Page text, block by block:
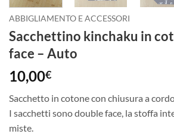
ABBIGLIAMENTO E ACCESSORI
Sacchettino kinchaku in
face – Auto
10,00€
Sacchetto in cotone con chiusura a
I sacchetti sono double face, la stoffa
miste.